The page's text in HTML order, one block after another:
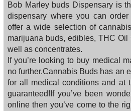
Bob Marley buds Dispensary is
dispensary where you can
offer a wide selection of
marijuana buds, edibles, THC
well as concentrates.
If you’re looking to buy medical
no further.Cannabis Buds has an
for all medical conditions and at
guaranteed!If you’ve been
online then you’ve come to the